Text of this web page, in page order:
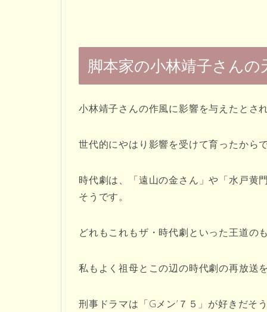
脚本家の小林靖子さん
小林靖子さんの作風に影響を与えたとさ
世代的にやはり影響を受けて育ったから
時代劇は、「遠山の金さん」や「水戸黄
そうです。
どれもこれもザ・時代劇といった王道の
私もよく祖母とこの辺の時代劇の再放送
刑事ドラマは「Gメン’７５」が好きだそ